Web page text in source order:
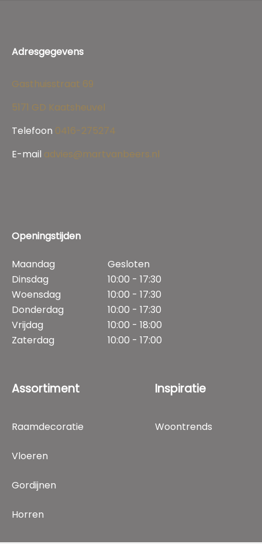
Adresgegevens
Gasthuisstraat 69
5171 GD Kaatsheuvel
Telefoon 0416-275274
E-mail advies@martvanbeers.nl
Openingstijden
Maandag
Gesloten
Dinsdag
10:00 - 17:30
Woensdag
10:00 - 17:30
Donderdag
10:00 - 17:30
Vrijdag
10:00 - 18:00
Zaterdag
10:00 - 17:00
Assortiment
Raamdecoratie
Vloeren
Gordijnen
Horren
Inspiratie
Woontrends